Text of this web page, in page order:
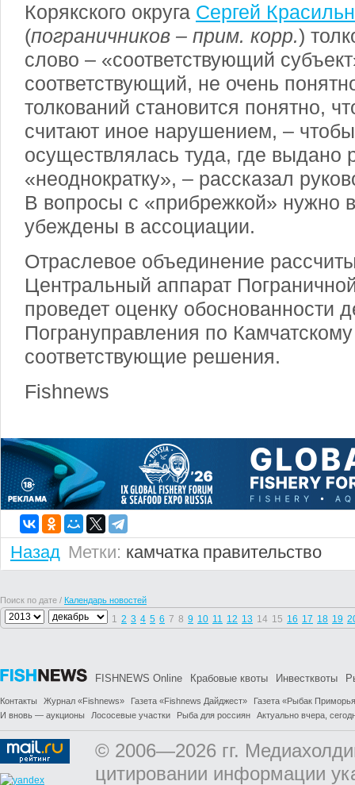
Корякского округа Сергей
(пограничников – прим. корр.)
слово – «соответствующий
соответствующий, не очень
толкований становится понятно,
считают иное нарушением, –
осуществлялась туда, где выдано
«неоднократку», – рассказал
В вопросы с «прибрежкой» нужно
убеждены в ассоциации.
Отраслевое объединение
Центральный аппарат
проведет оценку обоснованности
Погрануправления по
соответствующие решения.
Fishnews
Назад Метки: камчатка правительство
Поиск по дате / Календарь новостей
1 2 3 4 5 6 7 8 9 10 11 12 13 14 15 16 17 18 19
FISHNEWS Online Крабовые квоты Инвестквоты
Контакты Журнал «Fishnews» Газета «Fishnews Дайджест»
Газета «Рыбак
И вновь — аукционы
Лососевые участки Рыба для россиян Актуально вчера,
© 2006—2026 гг.
цитировании информации